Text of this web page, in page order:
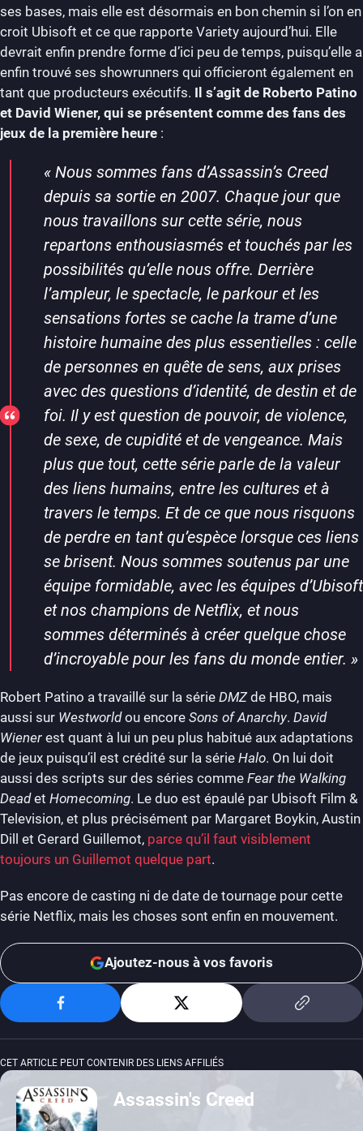
ses bases, mais elle est désormais en bon chemin si l’on en
croit Ubisoft et ce que rapporte Variety aujourd’hui. Elle
devrait enfin prendre forme d’ici peu de temps, puisqu’elle a
enfin trouvé ses showrunners qui officieront également en
tant que producteurs exécutifs. Il s’agit de Roberto Patino
et David Wiener, qui se présentent comme des fans des
jeux de la première heure :
«Nous sommes fans d’Assassin’s Creed
depuis sa sortie en 2007. Chaque jour que
nous travaillons sur cette série, nous
repartons enthousiasmés et touchés par les
possibilités qu’elle nous offre. Derrière
l’ampleur, le spectacle, le parkour et les
sensations fortes se cache la trame d’une
histoire humaine des plus essentielles : celle
de personnes en quête de sens, aux prises
avec des questions d’identité, de destin et de
foi. Il y est question de pouvoir, de violence,
de sexe, de cupidité et de vengeance. Mais
plus que tout, cette série parle de la valeur
des liens humains, entre les cultures et à
travers le temps. Et de ce que nous risquons
de perdre en tant qu’espèce lorsque ces liens
se brisent. Nous sommes soutenus par une
équipe formidable, avec les équipes d’Ubisoft
et nos champions de Netflix, et nous
sommes déterminés à créer quelque chose
d’incroyable pour les fans du monde entier. »
Robert Patino a travaillé sur la série DMZde HBO, mais
aussi sur Westworldou encore Sons of Anarchy. David
Wiener est quant à lui un peu plus habitué aux adaptations
de jeux puisqu’il est crédité sur la série Halo. On lui doit
aussi des scripts sur des séries comme Fear the Walking
Deadet Homecoming. Le duo est épaulé par Ubisoft Film &
Television, et plus précisément par Margaret Boykin, Austin
Dill et Gerard Guillemot, parce qu’il faut visiblement
toujours un Guillemot quelque part.
Pas encore de casting ni de date de tournage pour cette
série Netflix, mais les choses sont enfin en mouvement.
Ajoutez-nous à vos favoris
CET ARTICLE PEUT CONTENIR DES LIENS AFFILIÉS
Assassin's Creed